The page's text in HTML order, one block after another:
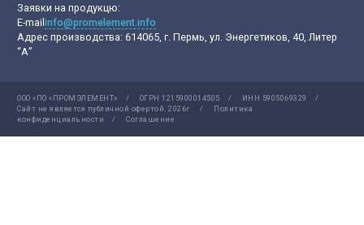
Заявки на продукцю:
E-mailinfo@promelement.info
Адрес производства: 614065, г. Пермь, ул. Энергетиков, 40, Литер
“А”
ООО «ПО «ПРОМЭЛЕМЕНТ» / ОГРН 1215900014505 / ИНН 5905069329
/
Сайт не является публичной офертой. 2026г. /
Политика
конфиденциальности
/ Соглашение